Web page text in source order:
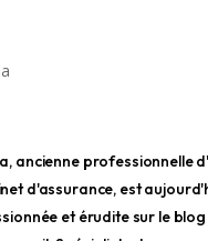
ancienne professionnelle
d'assurance, est
et érudite sur le blog